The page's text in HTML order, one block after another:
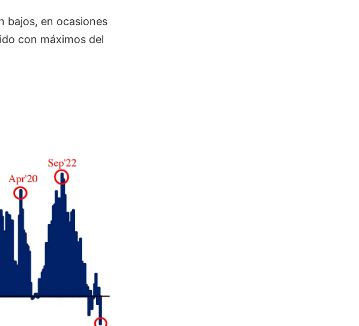
bajos, en ocasiones
con máximos del